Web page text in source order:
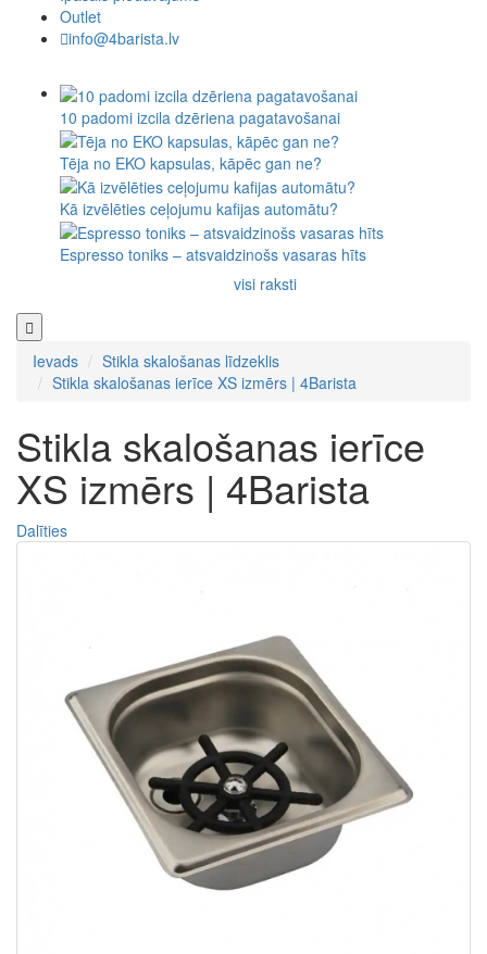
Outlet
info@4barista.lv
10 padomi izcila dzēriena pagatavošanai
Tēja no EKO kapsulas, kāpēc gan ne?
Kā izvēlēties ceļojumu kafijas automātu?
Espresso toniks – atsvaidzinošs vasaras hīts
visi raksti
Ievads
Stikla skalošanas līdzeklis
Stikla skalošanas ierīce XS izmērs | 4Barista
Stikla skalošanas ierīce
XS izmērs | 4Barista
Dalīties